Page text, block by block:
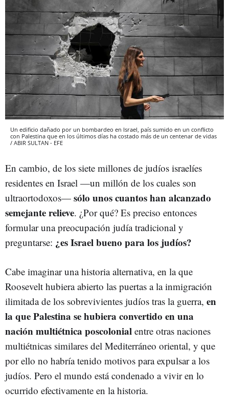
Un edificio dañado por un bombardeo en Israel, país sumido en un conflicto
con Palestina que en los últimos días ha costado más de un centenar de vidas
/ ABIR SULTAN - EFE
En cambio, de los siete millones de judíos israelíes
residentes en Israel —un millón de los cuales son
ultraortodoxos— sólo unos cuantos han alcanzado
semejante relieve. ¿Por qué? Es preciso entonces
formular una preocupación judía tradicional y
preguntarse: ¿es Israel bueno para los judíos?
Cabe imaginar una historia alternativa, en la que
Roosevelt hubiera abierto las puertas a la inmigración
ilimitada de los sobrevivientes judíos tras la guerra, en
la que Palestina se hubiera convertido en una
nación multiétnica poscolonial entre otras naciones
multiétnicas similares del Mediterráneo oriental, y que
por ello no habría tenido motivos para expulsar a los
judíos. Pero el mundo está condenado a vivir en lo
ocurrido efectivamente en la historia.